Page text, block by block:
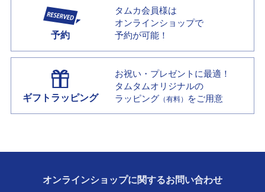
予約
タムカ会員様は
オンラインショップで
予約が可能！
ギフトラッピング
お祝い・プレゼントに最適！
タムタムオリジナルの
ラッピング （有料） をご用意
オンラインショップに関するお問い合わせ